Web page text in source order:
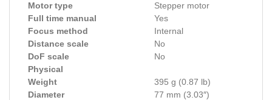
Motor type
Stepper motor
Full time manual
Yes
Focus method
Internal
Distance scale
No
DoF scale
No
Physical
Weight
395 g (0.87 lb)
Diameter
77 mm (3.03″)